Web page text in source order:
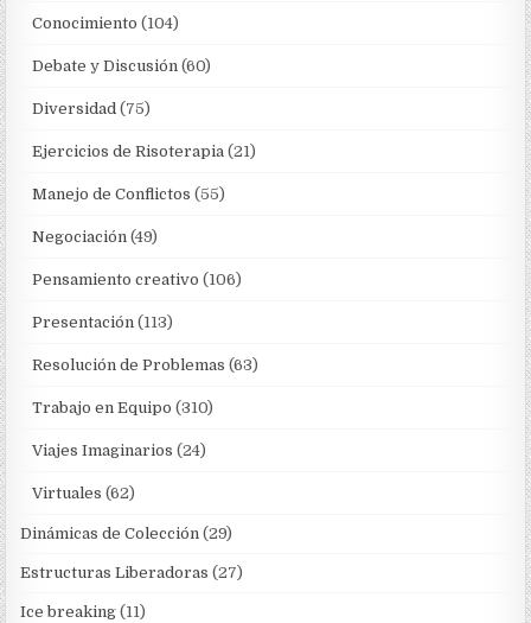
Conocimiento (104)
Debate y Discusión (60)
Diversidad (75)
Ejercicios de Risoterapia (21)
Manejo de Conflictos (55)
Negociación (49)
Pensamiento creativo (106)
Presentación (113)
Resolución de Problemas (63)
Trabajo en Equipo (310)
Viajes Imaginarios (24)
Virtuales (62)
Dinámicas de Colección (29)
Estructuras Liberadoras (27)
Ice breaking (11)